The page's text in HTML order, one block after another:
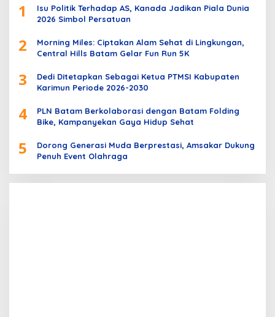
1
Isu Politik Terhadap AS, Kanada Jadikan Piala Dunia
2026 Simbol Persatuan
2
Morning Miles: Ciptakan Alam Sehat di Lingkungan,
Central Hills Batam Gelar Fun Run 5K
3
Dedi Ditetapkan Sebagai Ketua PTMSI Kabupaten
Karimun Periode 2026-2030
4
PLN Batam Berkolaborasi dengan Batam Folding
Bike, Kampanyekan Gaya Hidup Sehat
5
Dorong Generasi Muda Berprestasi, Amsakar Dukung
Penuh Event Olahraga